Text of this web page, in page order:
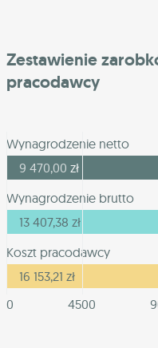
Zestawienie
pracodawcy
Wynagrodzenie netto
9 470,00 zł
Wynagrodzenie brutto
13 407,38 zł
Koszt pracodawcy
16 153,21 zł
0
4500